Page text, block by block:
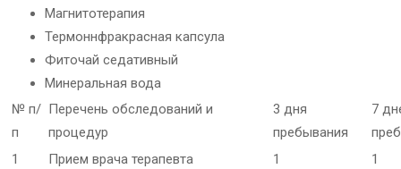
Магнитотерапия
Термоннфракрасная капсула
Фиточай седативный
Минеральная вода
№ п/
п
Перечень обследований и
процедур
3 дня
пребывания
7
1
Прием врача терапевта 1
1